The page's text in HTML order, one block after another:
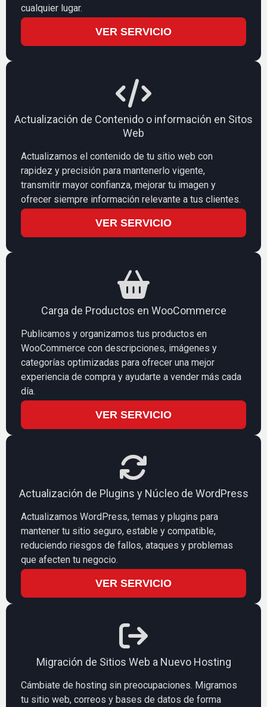
cualquier lugar.
VER SERVICIO
Actualización de Contenido o información en Sitos
Web
Actualizamos el contenido de tu sitio web con
rapidez y precisión para mantenerlo vigente,
transmitir mayor confianza, mejorar tu imagen y
ofrecer siempre información relevante a tus clientes.
VER SERVICIO
Carga de Productos en WooCommerce
Publicamos y organizamos tus productos en
WooCommerce con descripciones, imágenes y
categorías optimizadas para ofrecer una mejor
experiencia de compra y ayudarte a vender más cada
día.
VER SERVICIO
Actualización de Plugins y Núcleo de WordPress
Actualizamos WordPress, temas y plugins para
mantener tu sitio seguro, estable y compatible,
reduciendo riesgos de fallos, ataques y problemas
que afecten tu negocio.
VER SERVICIO
Migración de Sitios Web a Nuevo Hosting
Cámbiate de hosting sin preocupaciones. Migramos
tu sitio web, correos y bases de datos de forma